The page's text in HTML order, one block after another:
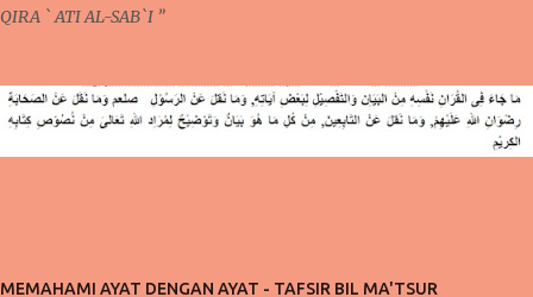
QIRA ` ATI AL-SAB`I ”
MEMAHAMI AYAT DENGAN AYAT - TAFSIR BIL MA'TSUR